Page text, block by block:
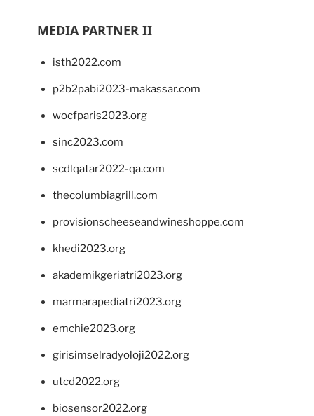
MEDIA PARTNER II
isth2022.com
p2b2pabi2023-makassar.com
wocfparis2023.org
sinc2023.com
scdlqatar2022-qa.com
thecolumbiagrill.com
provisionscheeseandwineshoppe.com
khedi2023.org
akademikgeriatri2023.org
marmarapediatri2023.org
emchie2023.org
girisimselradyoloji2022.org
utcd2022.org
biosensor2022.org